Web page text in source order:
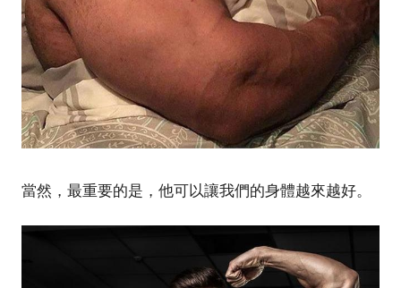
當然，最重要的是，他可以讓我們的身體越來越好。